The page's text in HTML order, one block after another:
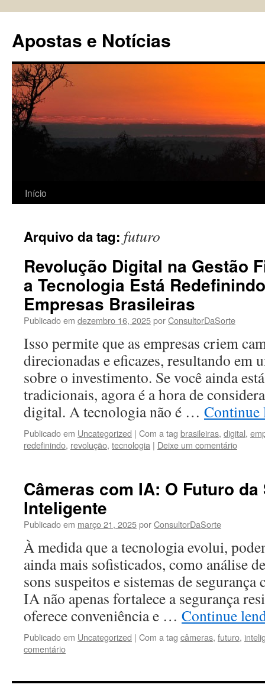
conteúdo
Apostas e Notícias
Início
Arquivo da tag: futuro
Revolução Digital na Gestão
a Tecnologia Está
Empresas Brasileiras
Publicado em dezembro 16, 2025porConsultorDaSorte
Isso permite que as empresas criem
direcionadas e eficazes, resultando em
sobre o investimento. Se você ainda
tradicionais, agora é a hora de
digital. A tecnologia não é …
Publicado em Uncategorized | Com a tag brasileiras, digital,
redefinindo, revolução, tecnologia | Deixe um comentário
Câmeras com IA: O Futuro
Inteligente
Publicado em março 21, 2025porConsultorDaSorte
À medida que a tecnologia evolui,
ainda mais sofisticados, como análise
sons suspeitos e sistemas de
IA não apenas fortalece a segurança
oferece conveniência e … Continue
Publicado em Uncategorized | Com a tag câmeras, futuro,
comentário